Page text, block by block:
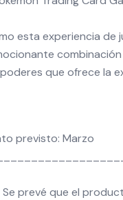
esta experiencia de
que ofrece la
previsto: Marzo
Se prevé que el